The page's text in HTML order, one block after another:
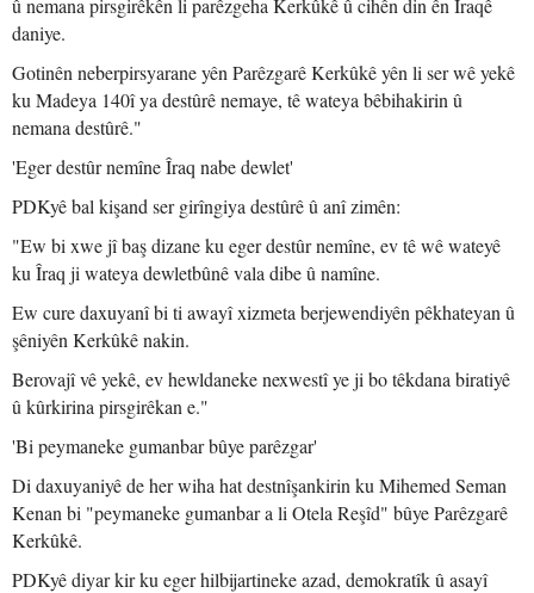
û nemana pirsgirêkên li parêzgeha Kerkûkê û cihên din ên Îraqê
daniye.
Gotinên neberpirsyarane yên Parêzgarê Kerkûkê yên li ser wê yekê
ku Madeya 140î ya destûrê nemaye, tê wateya bêbihakirin û
nemana destûrê."
'Eger destûr nemîne Îraq nabe dewlet'
PDKyê bal kişand ser girîngiya destûrê û anî zimên:
"Ew bi xwe jî baş dizane ku eger destûr nemîne, ev tê wê wateyê
ku Îraq ji wateya dewletbûnê vala dibe û namîne.
Ew cure daxuyanî bi ti awayî xizmeta berjewendiyên pêkhateyan û
şêniyên Kerkûkê nakin.
Berovajî vê yekê, ev hewldaneke nexwestî ye ji bo têkdana biratiyê
û kûrkirina pirsgirêkan e."
'Bi peymaneke gumanbar bûye parêzgar'
Di daxuyaniyê de her wiha hat destnîşankirin ku Mihemed Seman
Kenan bi "peymaneke gumanbar a li Otela Reşîd" bûye Parêzgarê
Kerkûkê.
PDKyê diyar kir ku eger hilbijartineke azad, demokratîk û asayî